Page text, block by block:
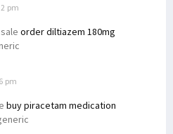
pm
order diltiazem 180mg
pm
buy piracetam medication